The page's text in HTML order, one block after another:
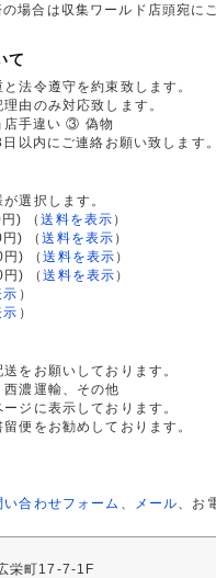
場合は収集ワールド店頭宛に
て
法令遵守を約束致します。
由のみ対応致します。
手違い ③ 偽物
以内にご連絡お願い致します。
選択します。
)
（送料を表示 ）
)
（送料を表示 ）
円)
（送料を表示 ）
円)
（送料を表示 ）
示 ）
示 ）
をお願いしております。
西濃運輸、その他
ジに表示しております。
便をお勧めしております。
い合わせフォーム メール 、お
栄町17-7-1F